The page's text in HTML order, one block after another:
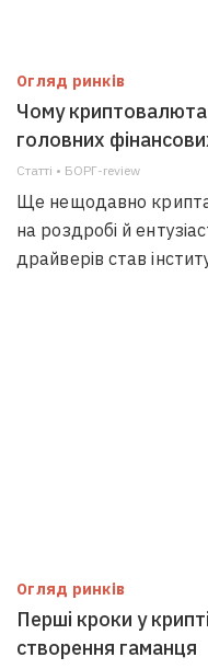
Огляд ринків
Чому
головних
Статті • БОРГ-review
Ще нещодавно
на роздробі й
драйверів став
Огляд ринків
Перші кроки у
створення гаманця